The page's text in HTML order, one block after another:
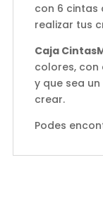
con 6 cintas
realizar tus
Caja
colores, con
y que sea
crear.
Podes